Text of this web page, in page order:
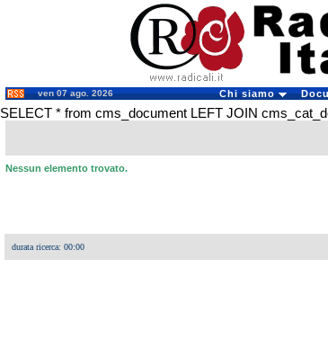
ven 07 ago. 2026 Chi siamo
SELECT * from cms_document LEFT JOIN
Nessun elemento trovato.
durata ricerca: 00:00